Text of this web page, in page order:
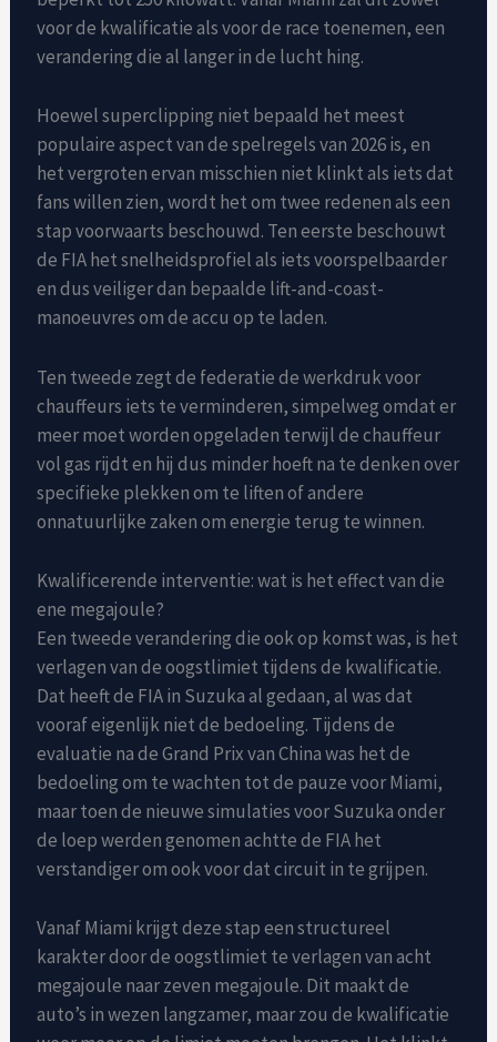
voor de kwalificatie als voor de race toenemen, een
verandering die al langer in de lucht hing.
Hoewel superclipping niet bepaald het meest
populaire aspect van de spelregels van 2026 is, en
het vergroten ervan misschien niet klinkt als iets dat
fans willen zien, wordt het om twee redenen als een
stap voorwaarts beschouwd. Ten eerste beschouwt
de FIA ​​het snelheidsprofiel als iets voorspelbaarder
en dus veiliger dan bepaalde lift-and-coast-
manoeuvres om de accu op te laden.
Ten tweede zegt de federatie de werkdruk voor
chauffeurs iets te verminderen, simpelweg omdat er
meer moet worden opgeladen terwijl de chauffeur
vol gas rijdt en hij dus minder hoeft na te denken over
specifieke plekken om te liften of andere
onnatuurlijke zaken om energie terug te winnen.
Kwalificerende interventie: wat is het effect van die
ene megajoule?
Een tweede verandering die ook op komst was, is het
verlagen van de oogstlimiet tijdens de kwalificatie.
Dat heeft de FIA ​​in Suzuka al gedaan, al was dat
vooraf eigenlijk niet de bedoeling. Tijdens de
evaluatie na de Grand Prix van China was het de
bedoeling om te wachten tot de pauze voor Miami,
maar toen de nieuwe simulaties voor Suzuka onder
de loep werden genomen achtte de FIA ​​het
verstandiger om ook voor dat circuit in te grijpen.
Vanaf Miami krijgt deze stap een structureel
karakter door de oogstlimiet te verlagen van acht
megajoule naar zeven megajoule. Dit maakt de
auto’s in wezen langzamer, maar zou de kwalificatie